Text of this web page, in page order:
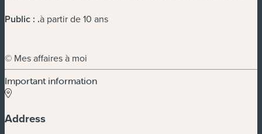
Public : .à partir de 10 ans
© Mes affaires à moi
Important information
Address